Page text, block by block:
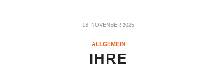
18. NOVEMBER 2025
ALLGEMEIN
IHRE